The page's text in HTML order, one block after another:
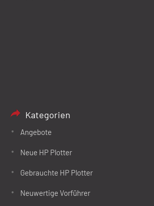
Kategorien
Angebote
Neue HP Plotter
Gebrauchte HP Plotter
Neuwertige Vorführer